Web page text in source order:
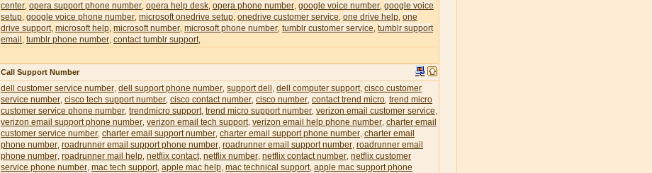
center opera support phone number opera help desk opera phone number google voice number google voice
setup google voice phone number microsoft onedrive setup onedrive customer service one drive help one
drive support microsoft help microsoft number microsoft phone number tumblr customer service tumblr support
email
tumblr phone number contact tumblr support
Call Support Number
dell customer service number dell support phone number support dell dell computer support, cisco customer
service number cisco tech support number cisco contact number cisco number contact trend micro trend micro
customer service phone number trendmicro support, trend micro support number verizon email customer service
verizon email support phone number verizon email tech support, verizon email help phone number charter email
customer service number charter email support number charter email support phone number charter email
phone number roadrunner email support phone number roadrunner email support number roadrunner email
phone number roadrunner mail help netflix contact, netflix number netflix contact number netflix customer
service phone number mac tech support, apple mac help mac technical support, apple mac support phone